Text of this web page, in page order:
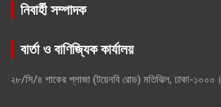
নিবার্হী সম্পাদক
বার্তা ও বাণিজ্যিক কার্যালয়
২৮/সি/৪ শাকের প্লাজা (টয়েনবি রোড) মতিঝিল, ঢাকা-১০০০।